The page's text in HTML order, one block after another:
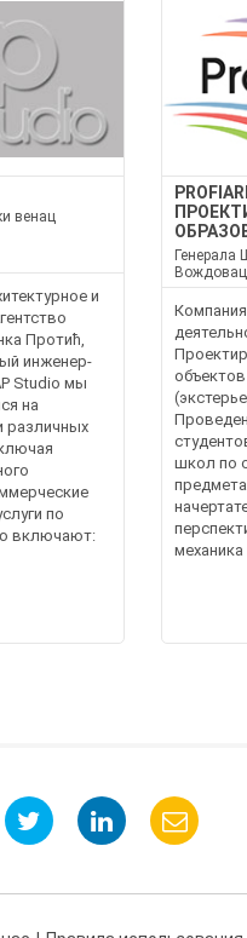
венац
и
Протић,
инженер-
Studio мы
на
различных
по
включают:
Генерала
Вождовац
школ по
механика